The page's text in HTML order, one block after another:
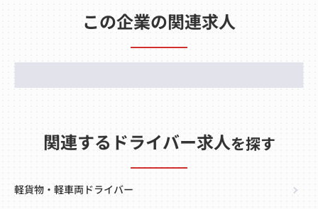
この企業の関連求人
関連するドライバー求人を探す
軽貨物・軽車両ドライバー